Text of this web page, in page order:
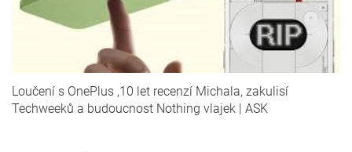
Loučení s OnePlus ,10 let recenzí Michala, zakulisí
Techweeků a budoucnost Nothing vlajek | ASK